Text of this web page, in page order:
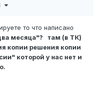
о
- два месяца со дня
комиссии при
спорам либо при
трудового договора;
то что написано
месяца"? там (в ТК)
копии решения копии
которой у нас нет и